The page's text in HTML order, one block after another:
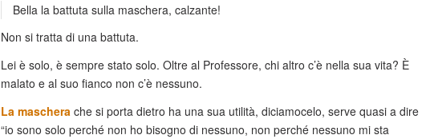
Bella la battuta sulla maschera, calzante!
Non si tratta di una battuta.
Lei è solo, è sempre stato solo. Oltre al Professore, chi altro c’è nella sua vita? È
malato e al suo fianco non c’è nessuno.
La maschera che si porta dietro ha una sua utilità, diciamocelo, serve quasi a dire
“io sono solo perché non ho bisogno di nessuno, non perché nessuno mi sta